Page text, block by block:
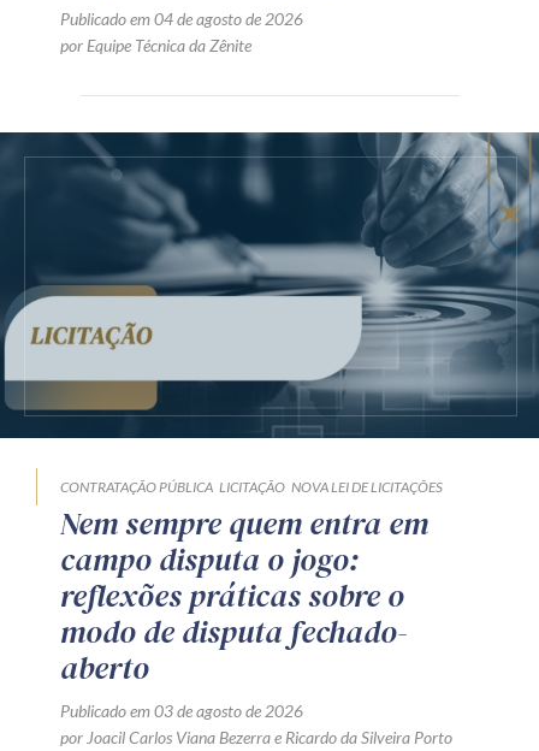
Publicado em 04 de agosto de 2026
por Equipe Técnica da Zênite
CONTRATAÇÃO PÚBLICA LICITAÇÃO NOVA LEI DE LICITAÇÕES
Nem sempre quem entra em
campo disputa o jogo:
reflexões práticas sobre o
modo de disputa fechado-
aberto
Publicado em 03 de agosto de 2026
por Joacil Carlos Viana Bezerrae Ricardo da Silveira Porto